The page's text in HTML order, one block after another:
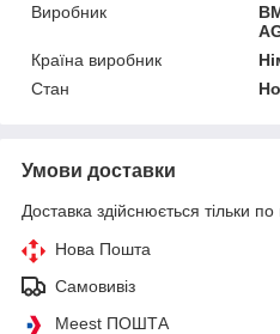
Виробник
Країна виробник
Стан
Умови доставки
Доставка здійснюється тільки по
Нова Пошта
Самовивіз
Meest ПОШТА